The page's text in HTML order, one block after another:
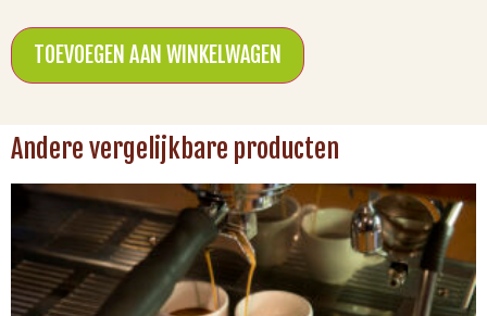
TOEVOEGEN AAN WINKELWAGEN
Andere vergelijkbare producten